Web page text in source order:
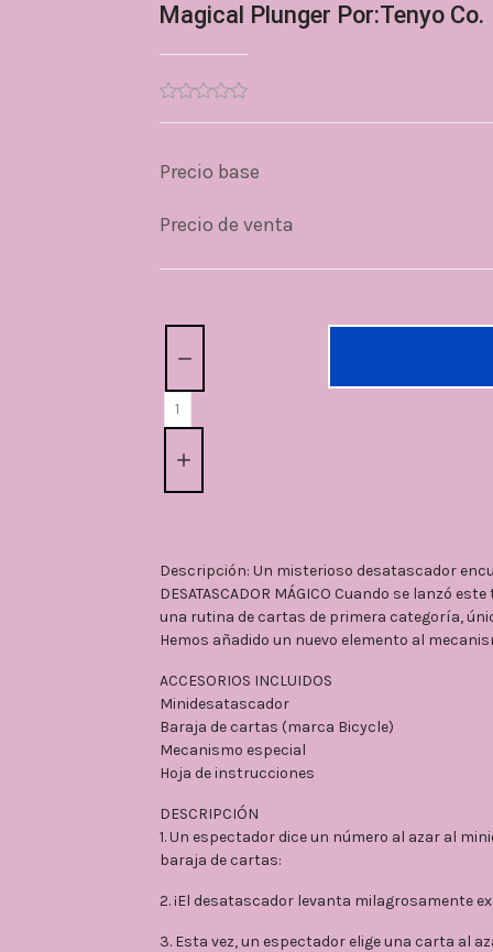
Magical Plunger Por:Tenyo Co.
Precio base
Precio de venta
Descripción: Un misterioso desatascador
DESATASCADOR MÁGICO Cuando se lanzó
una rutina de cartas de primera categoría,
Hemos añadido un nuevo elemento al
ACCESORIOS INCLUIDOS
Minidesatascador
Baraja de cartas (marca Bicycle)
Mecanismo especial
Hoja de instrucciones
DESCRIPCIÓN
1. Un espectador dice un número al azar al
baraja de cartas:
2. ¡El desatascador levanta milagrosamente
3. Esta vez, un espectador elige una carta al